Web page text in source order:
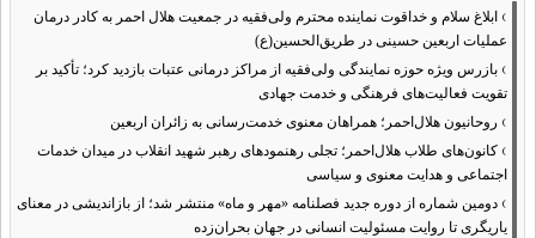
› ابلاغ سلام و خداقوت نماینده محترم ولی‌فقیه در جمعیت هلال احمر به کادر درمان
عملیات اربعین حسینی در طریق‌الحسین(ع)
› بازرس ویژه حوزه نمایندگی ولی‌فقیه از مراکز درمانی عتبات بازدید کرد؛ تأکید بر
تقویت فعالیت‌های فرهنگی و خدمت جهادی
› روحانیون هلال‌احمر؛ همراهان معنوی خدمت‌رسانی به زائران اربعین
› کانون‌های طلاب هلال‌احمر؛ تجلی رهنمودهای رهبر شهید انقلاب در میدان خدمات
اجتماعی و هدایت معنوی و سیاسی
› دومین شماره از دوره جدید فصلنامه «مهر و ماه» منتشر شد؛ از بازاندیشی در معنای
یاریگری تا روایت مسئولیت انسانی در جهان بحران‌زده